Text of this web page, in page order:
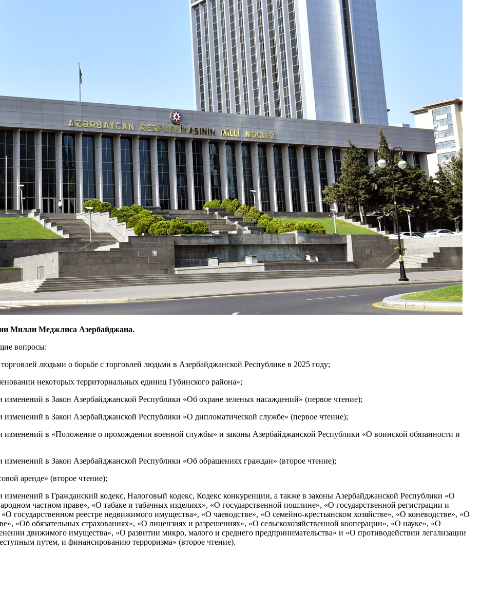
Милли Меджлиса Азербайджана.
вопросы:
людьми о борьбе с торговлей людьми в Азербайджанской Республике в 2025 году;
некоторых территориальных единиц Губинского района»;
в Закон Азербайджанской Республики «Об охране зеленых насаждений» (первое чтение);
в Закон Азербайджанской Республики «О дипломатической службе» (первое чтение);
изменений в «Положение о прохождении военной службы» и законы Азербайджанской Республики «О воинской обязанности и
в Закон Азербайджанской Республики «Об обращениях граждан» (второе чтение);
аренде» (второе чтение);
в Гражданский кодекс, Налоговый кодекс, Кодекс конкуренции, а также в законы Азербайджанской Республики «О
частном праве», «О табаке и табачных изделиях», «О государственной пошлине», «О государственной регистрации и
государственном реестре недвижимого имущества», «О чаеводстве», «О семейно-крестьянском хозяйстве», «О коневодстве», «О
«Об обязательных страхованиях», «О лицензиях и разрешениях», «О сельскохозяйственной кооперации», «О науке», «О
движимого имущества», «О развитии микро, малого и среднего предпринимательства» и «О противодействии легализации
путем, и финансированию терроризма» (второе чтение).